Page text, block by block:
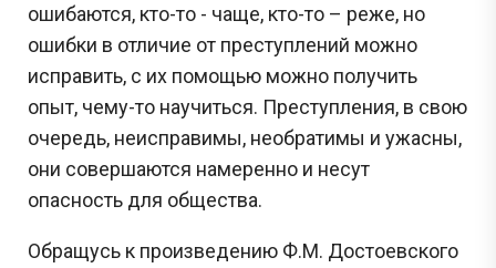
ошибаются, кто-то - чаще, кто-то – реже, но
ошибки в отличие от преступлений можно
исправить, с их помощью можно получить
опыт, чему-то научиться. Преступления, в свою
очередь, неисправимы, необратимы и ужасны,
они совершаются намеренно и несут
опасность для общества.
Обращусь к произведению Ф.М. Достоевского